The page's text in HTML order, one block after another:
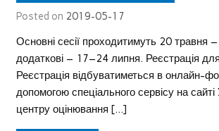
Posted on 2019-05-17
Основні сесії проходитимуть 20 травня
додаткові – 17–24 липня. Реєстрація
Реєстрація відбуватиметься в онлайн-
допомогою спеціального сервісу на сайті
центру оцінювання […]